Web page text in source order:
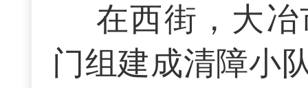
在西街，大
门组建成清障小